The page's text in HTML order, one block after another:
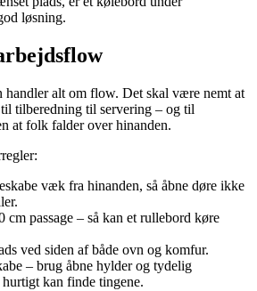
løsning.
handler alt om flow. Det skal være nemt at
tilberedning til servering – og til
at folk falder over hinanden.
væk fra hinanden, så åbne døre ikke
cm passage – så kan et rullebord køre
ved siden af både ovn og komfur.
– brug åbne hylder og tydelig
kan finde tingene.